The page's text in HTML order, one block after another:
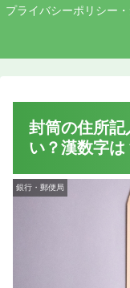
プライバシーポリシー
封筒の住所
い？漢数字は
銀行・郵便局